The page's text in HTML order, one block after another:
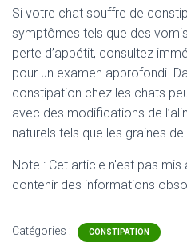
Si votre chat souffre de
symptômes tels que des
perte d’appétit, consultez
pour un examen approfondi.
constipation chez les chats
avec des modifications de
naturels tels que les graines de
Note : Cet article n'est pas
contenir des informations
Catégories : CONSTIPATION